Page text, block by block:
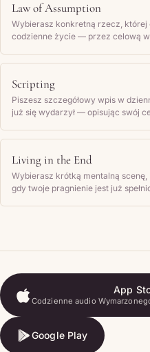
Law of Assumption
Wybierasz konkretną rzecz,
codzienne życie — przez celową
rzeczywistość stanie się twoim
Scripting
Piszesz szczegółowy wpis w
już się wydarzył — opisując swój
Living in the End
Wybierasz krótką mentalną
gdy twoje pragnienie jest już
App
Codzienne audio
App Store
Google Play
Google Play